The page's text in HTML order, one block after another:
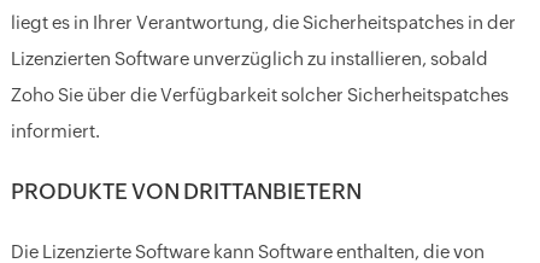
liegt es in Ihrer Verantwortung, die Sicherheitspatches in der
Lizenzierten Software unverzüglich zu installieren, sobald
Zoho Sie über die Verfügbarkeit solcher Sicherheitspatches
informiert.
PRODUKTE VON DRITTANBIETERN
Die Lizenzierte Software kann Software enthalten, die von